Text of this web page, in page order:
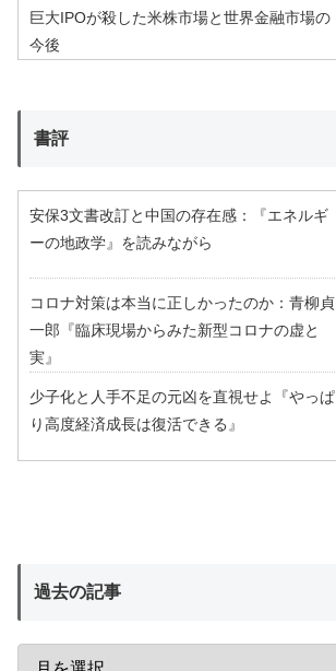
巨大IPOが殺した米株市場と世界金融市場の
今後
書評
安保3文書改訂と中国の存在感：『エネルギ
ーの地政学』を読みながら
コロナ対策は本当に正しかったのか：青柳貞
一郎『臨床現場からみた新型コロナの虚と
実』
少子化と人手不足の元凶を直視せよ『やっぱ
り高度経済成長は復活できる』
過去の記事